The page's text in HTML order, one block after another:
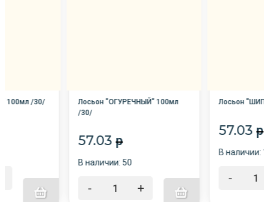
100мл /30/
Лосьон "ОГУРЕЧНЫЙ" 100мл
/30/
57.03 p
В наличии: 50
- +
Лосьон
57.03 p
В наличии:
-